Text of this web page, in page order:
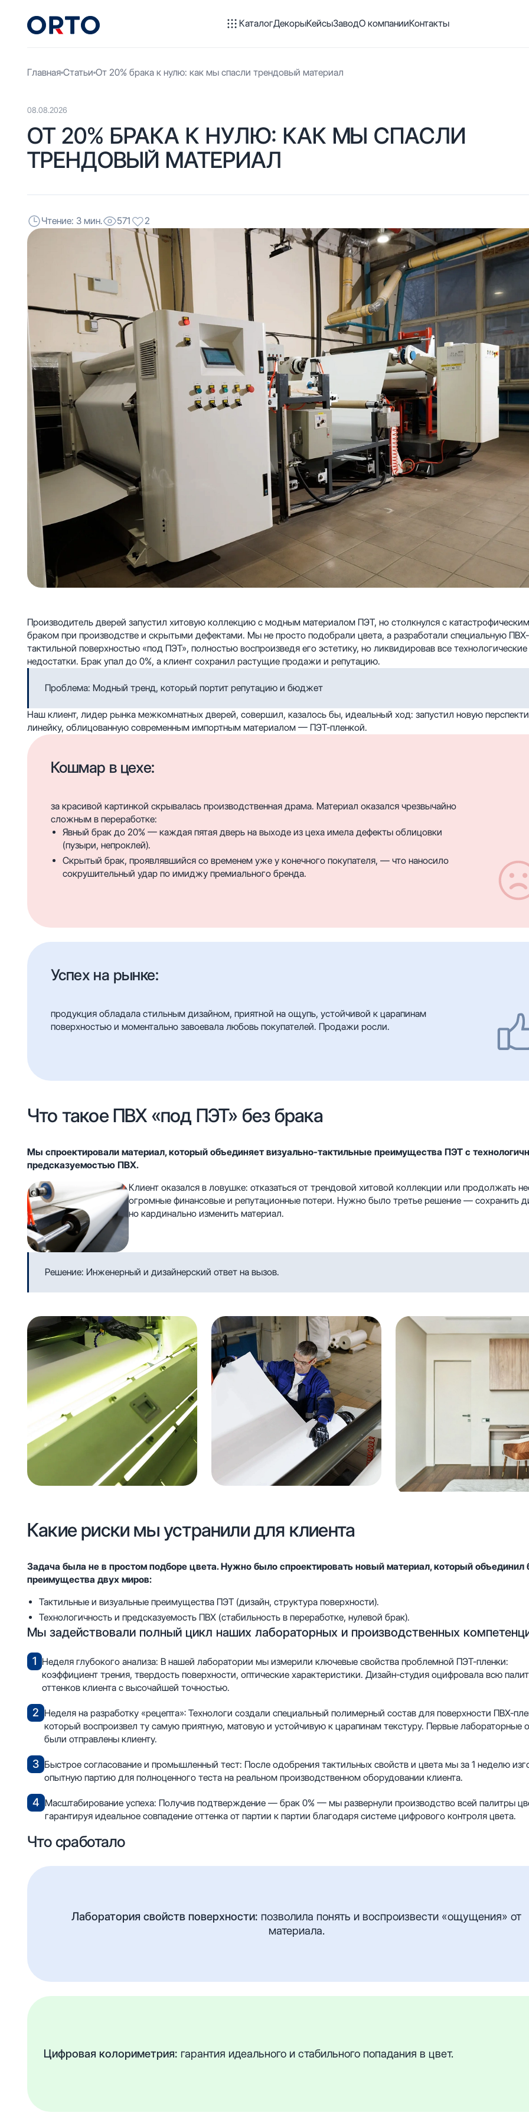
КаталогДекорыКейсыЗаводО компанииКонтакты
Главная Статьи От 20% брака к нулю: как мы спасли трендовый материал
08.08.2026
ОТ 20% БРАКА К НУЛЮ: КАК МЫ СПАСЛИ
ТРЕНДОВЫЙ МАТЕРИАЛ
Чтение: 3 мин. 571 2
Производитель дверей запустил хитовую коллекцию с модным материалом ПЭТ, но столкнулся с
браком при производстве и скрытыми дефектами. Мы не просто подобрали цвета, а разработали специальную
тактильной поверхностью «под ПЭТ», полностью воспроизведя его эстетику, но ликвидировав все технологические
недостатки. Брак упал до 0%, а клиент сохранил растущие продажи и репутацию.
Проблема: Модный тренд, который портит репутацию и бюджет
Наш клиент, лидер рынка межкомнатных дверей, совершил, казалось бы, идеальный ход: запустил новую
линейку, облицованную современным импортным материалом — ПЭТ-пленкой.
Кошмар в цехе:
за красивой картинкой скрывалась производственная драма. Материал оказался чрезвычайно
сложным в переработке:
Явный брак до 20% — каждая пятая дверь на выходе из цеха имела дефекты облицовки
(пузыри, непроклей).
Скрытый брак, проявлявшийся со временем уже у конечного покупателя, — что наносило
сокрушительный удар по имиджу премиального бренда.
Успех на рынке:
продукция обладала стильным дизайном, приятной на ощупь, устойчивой к царапинам
поверхностью и моментально завоевала любовь покупателей. Продажи росли.
Что такое ПВХ «под ПЭТ» без брака
Мы спроектировали материал, который объединяет визуально-тактильные преимущества ПЭТ с
предсказуемостью ПВХ.
Клиент оказался в ловушке: отказаться от трендовой хитовой коллекции или продолжать
огромные финансовые и репутационные потери. Нужно было третье решение — сохранить
но кардинально изменить материал.
Решение: Инженерный и дизайнерский ответ на вызов.
Какие риски мы устранили для клиента
Задача была не в простом подборе цвета. Нужно было спроектировать новый материал, который объединил
преимущества двух миров:
Тактильные и визуальные преимущества ПЭТ (дизайн, структура поверхности).
Технологичность и предсказуемость ПВХ (стабильность в переработке, нулевой брак).
Мы задействовали полный цикл наших лабораторных и производственных
Неделя глубокого анализа: В нашей лаборатории мы измерили ключевые свойства проблемной ПЭТ-пленки:
коэффициент трения, твердость поверхности, оптические характеристики. Дизайн-студия оцифровала всю
оттенков клиента с высочайшей точностью.
Неделя на разработку «рецепта»: Технологи создали специальный полимерный состав для поверхности ПВХ-
который воспроизвел ту самую приятную, матовую и устойчивую к царапинам текстуру. Первые лабораторные
были отправлены клиенту.
Быстрое согласование и промышленный тест: После одобрения тактильных свойств и цвета мы за 1 неделю
опытную партию для полноценного теста на реальном производственном оборудовании клиента.
Масштабирование успеха: Получив подтверждение — брак 0% — мы развернули производство всей палитры
гарантируя идеальное совпадение оттенка от партии к партии благодаря системе цифрового контроля цвета.
Что сработало
Лаборатория свойств поверхности: позволила понять и воспроизвести «ощущения» от
материала.
Цифровая колориметрия: гарантия идеального и стабильного попадания в цвет.